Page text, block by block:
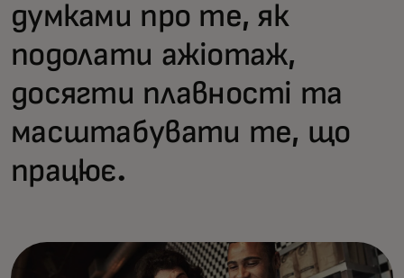
думками про те, як
подолати ажіотаж,
досягти плавності та
масштабувати те, що
працює.